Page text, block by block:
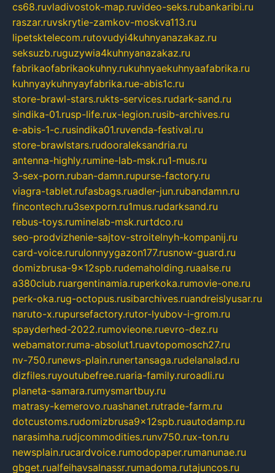
cs68.ruvladivostok-map.ruvideo-seks.rubankaribi.ru
raszar.ruvskrytie-zamkov-moskva113.ru
lipetsktelecom.rutovudyi4kuhnyanazakaz.ru
seksuzb.ruguzywia4kuhnyanazakaz.ru
fabrikaofabrikaokuhny.rukuhnyaekuhnyaafabrika.ru
kuhnyaykuhnyayfabrika.rue-abis1c.ru
store-brawl-stars.rukts-services.rudark-sand.ru
sindika-01.rusp-life.rux-legion.rusib-archives.ru
e-abis-1-c.rusindika01.ruvenda-festival.ru
store-brawlstars.rudooraleksandria.ru
antenna-highly.rumine-lab-msk.ru1-mus.ru
3-sex-porn.ruban-damn.rupurse-factory.ru
viagra-tablet.rufasbags.ruadler-jun.rubandamn.ru
fincontech.ru3sexporn.ru1mus.rudarksand.ru
rebus-toys.ruminelab-msk.rurtdco.ru
seo-prodvizhenie-sajtov-stroitelnyh-kompanij.ru
card-voice.rurulonnyygazon177.rusnow-guard.ru
domizbrusa-9x12spb.rudemaholding.ruaalse.ru
a380club.ruargentinamia.ruperkoka.rumovie-one.ru
perk-oka.rug-octopus.rusibarchives.ruandreislyusar.ru
naruto-x.rupursefactory.rutor-lyubov-i-grom.ru
spayderhed-2022.rumovieone.ruevro-dez.ru
webamator.ruma-absolut1.ruavtopomosch27.ru
nv-750.runews-plain.runertansaga.rudelanalad.ru
dizfiles.ruyoutubefree.ruaria-family.ruroadli.ru
planeta-samara.rumysmartbuy.ru
matrasy-kemerovo.ruashanet.rutrade-farm.ru
dotcustoms.rudomizbrusa9x12spb.ruautodamp.ru
narasimha.rudjcommodities.runv750.rux-ton.ru
newsplain.rucardvoice.rumodopaper.rumanunae.ru
gbget.rualfeihavsalnassr.rumadoma.rutajuncos.ru